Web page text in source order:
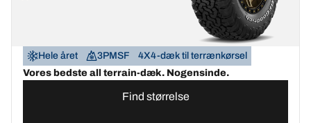
Hele året 3PMSF
4X4-dæk til terrænkørsel
Vores bedste all terrain-dæk. Nogensinde.
Find størrelse